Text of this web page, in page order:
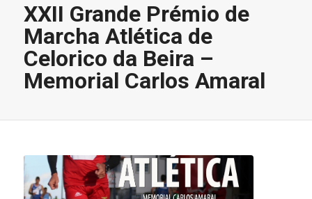
XXII Grande Prémio de
Marcha Atlética de
Celorico da Beira –
Memorial Carlos Amaral